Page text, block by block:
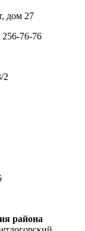
дом 27
256-76-76
2
района